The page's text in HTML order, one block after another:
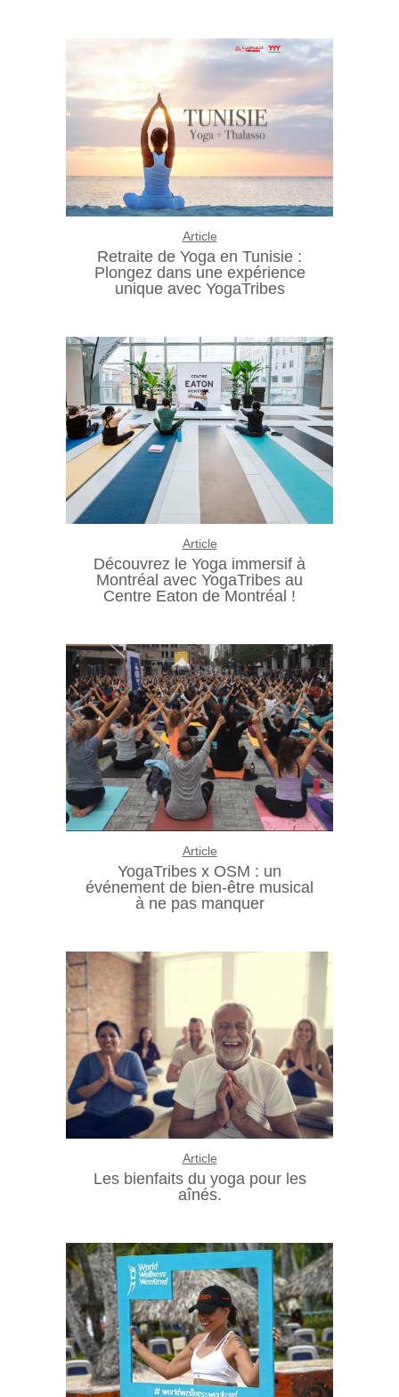
Article
Retraite de Yoga en Tunisie :
Plongez dans une expérience
unique avec YogaTribes
Article
Découvrez le Yoga immersif à
Montréal avec YogaTribes au
Centre Eaton de Montréal !
Article
YogaTribes x OSM : un
événement de bien-être musical
à ne pas manquer
Article
Les bienfaits du yoga pour les
aînés.